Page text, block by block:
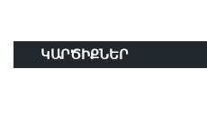
ԿԱՐԾԻՔՆԵՐ